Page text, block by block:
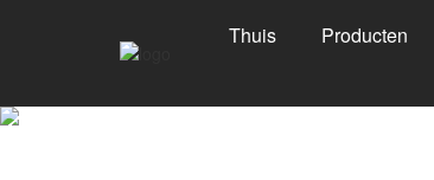
Thuis Producten